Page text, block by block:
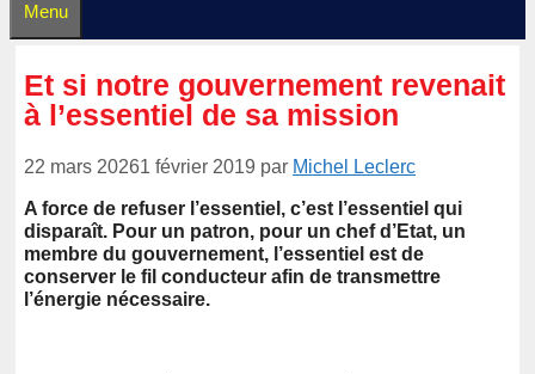
Menu
Et si notre gouvernement revenait
à l’essentiel de sa mission
22 mars 20261 février 2019 par Michel Leclerc
A force de refuser l’essentiel, c’est l’essentiel qui
disparaît. Pour un patron, pour un chef d’Etat, un
membre du gouvernement, l’essentiel est de
conserver le fil conducteur afin de transmettre
l’énergie nécessaire.